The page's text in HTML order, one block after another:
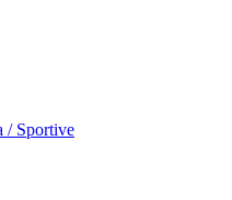
/ Sportive